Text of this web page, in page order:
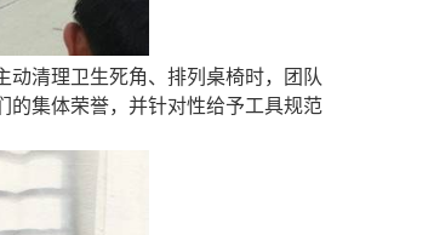
动清理卫生死角、排列桌椅时，团队
的集体荣誉，并针对性给予工具规范